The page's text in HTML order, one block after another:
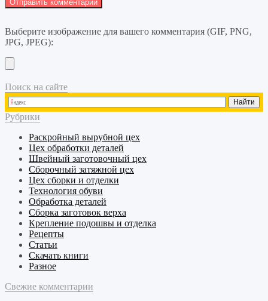
Выберите изображение для вашего комментария (GIF, PNG,
JPG, JPEG):
Поиск на сайте
Рубрики
Раскройный вырубной цех
Цех обработки деталей
Швейный заготовочный цех
Сборочный затяжной цех
Цех сборки и отделки
Технология обуви
Обработка деталей
Сборка заготовок верха
Крепление подошвы и отделка
Рецепты
Статьи
Скачать книги
Разное
Свежие комментарии